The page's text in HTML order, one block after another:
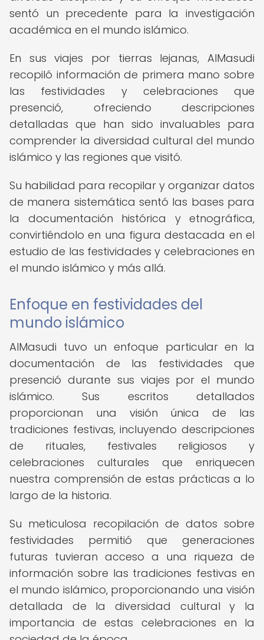
sentó un precedente para la investigación
académica en el mundo islámico.
En sus viajes por tierras lejanas, AlMasudi
recopiló información de primera mano sobre
las festividades y celebraciones que
presenció, ofreciendo descripciones
detalladas que han sido invaluables para
comprender la diversidad cultural del mundo
islámico y las regiones que visitó.
Su habilidad para recopilar y organizar datos
de manera sistemática sentó las bases para
la documentación histórica y etnográfica,
convirtiéndolo en una figura destacada en el
estudio de las festividades y celebraciones en
el mundo islámico y más allá.
Enfoque en festividades del
mundo islámico
AlMasudi tuvo un enfoque particular en la
documentación de las festividades que
presenció durante sus viajes por el mundo
islámico. Sus escritos detallados
proporcionan una visión única de las
tradiciones festivas, incluyendo descripciones
de rituales, festivales religiosos y
celebraciones culturales que enriquecen
nuestra comprensión de estas prácticas a lo
largo de la historia.
Su meticulosa recopilación de datos sobre
festividades permitió que generaciones
futuras tuvieran acceso a una riqueza de
información sobre las tradiciones festivas en
el mundo islámico, proporcionando una visión
detallada de la diversidad cultural y la
importancia de estas celebraciones en la